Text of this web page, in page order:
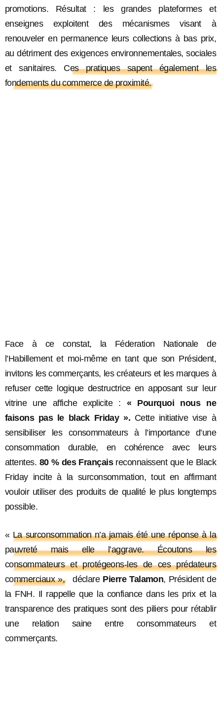
promotions. Résultat : les grandes plateformes et
enseignes exploitent des mécanismes visant à
renouveler en permanence leurs collections à bas prix,
au détriment des exigences environnementales, sociales
et sanitaires. Ces pratiques sapent également les
fondements du commerce de proximité.
Face à ce constat, la Féderation Nationale de
l’Habillement et moi-même en tant que son Président,
invitons les commerçants, les créateurs et les marques à
refuser cette logique destructrice en apposant sur leur
vitrine une affiche explicite : « Pourquoi nous ne
faisons pas le black Friday ». Cette initiative vise à
sensibiliser les consommateurs à l’importance d’une
consommation durable, en cohérence avec leurs
attentes. 80 % des Français reconnaissent que le Black
Friday incite à la surconsommation, tout en affirmant
vouloir utiliser des produits de qualité le plus longtemps
possible.
« La surconsommation n’a jamais été une réponse à la
pauvreté mais elle l’aggrave. Écoutons les
consommateurs et protégeons-les de ces prédateurs
commerciaux »,
déclare Pierre Talamon, Président de
la FNH. Il rappelle que la confiance dans les prix et la
transparence des pratiques sont des piliers pour rétablir
une relation saine entre consommateurs et
commerçants.